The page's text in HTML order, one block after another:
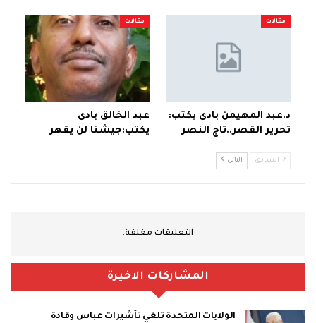
مقالات
د.عبد المهيمن بادى يكتب:
تحرير القصر..تاج النصر
مقالات
عبد الخالق بادى
يكتب:جيشنا لن يقهر
السابق التالي
التعليقات مغلقة.
المشاركات الاخيرة
الولايات المتحدة تلغي تأشيرات عباس وقادة